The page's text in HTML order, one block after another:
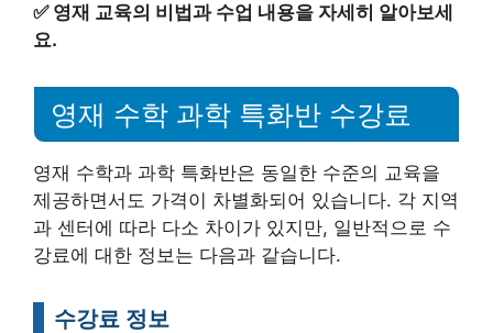
✅ 영재 교육의 비법과 수업 내용을 자세히 알아보세
요.
영재 수학 과학 특화반 수강료
영재 수학과 과학 특화반은 동일한 수준의 교육을
제공하면서도 가격이 차별화되어 있습니다. 각 지역
과 센터에 따라 다소 차이가 있지만, 일반적으로 수
강료에 대한 정보는 다음과 같습니다.
수강료 정보